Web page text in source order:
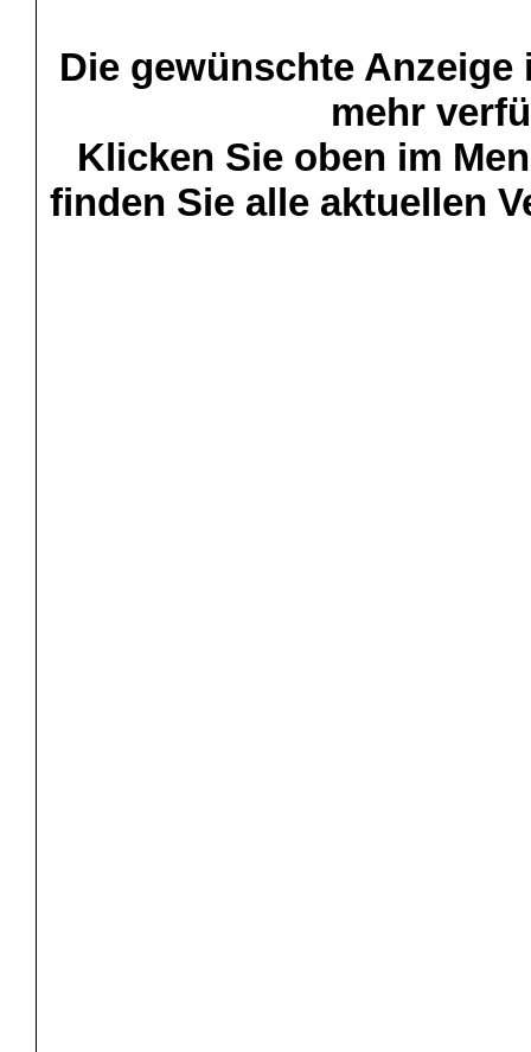
Die gewünschte
mehr
Klicken Sie oben im
finden Sie alle aktuellen